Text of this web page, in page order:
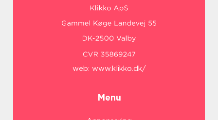
web: www.klikko.dk/
Menu